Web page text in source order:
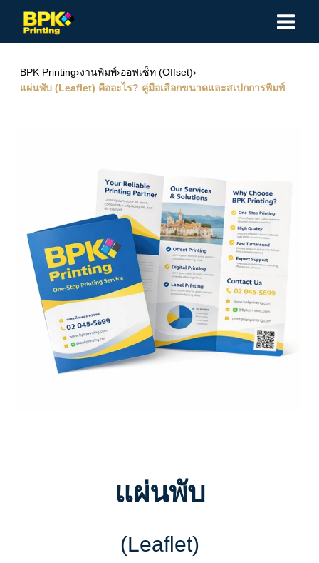
BPK Printing›งานพิมพ์›ออฟเซ็ท (Offset)›
แผ่นพับ (Leaflet) คืออะไร? คู่มือเลือกขนาดและสเปกการพิมพ์
แผ่นพับ
(Leaflet)